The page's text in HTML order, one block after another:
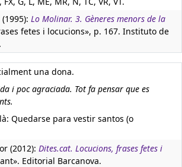
Lo Molinar. 3. Gèneres menors de la
fetes i locucions», p. 167. Instituto de
una dona.
i poc agraciada. Tot fa pensar que es
Quedarse para vestir santos (o
(2012): Dites.cat. Locucions, frases fetes i
Editorial Barcanova.